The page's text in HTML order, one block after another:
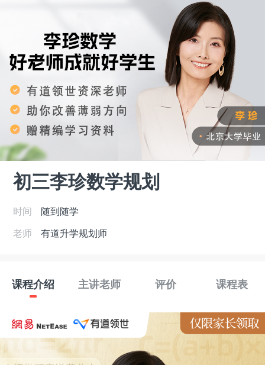
初三李珍数学规划
时间
随到随学
老师
有道升学规划师
课程介绍 主讲老师 评价 课程表